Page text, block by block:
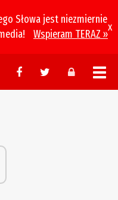
Słowa jest niezmiernie
Wspieram TERAZ »
x